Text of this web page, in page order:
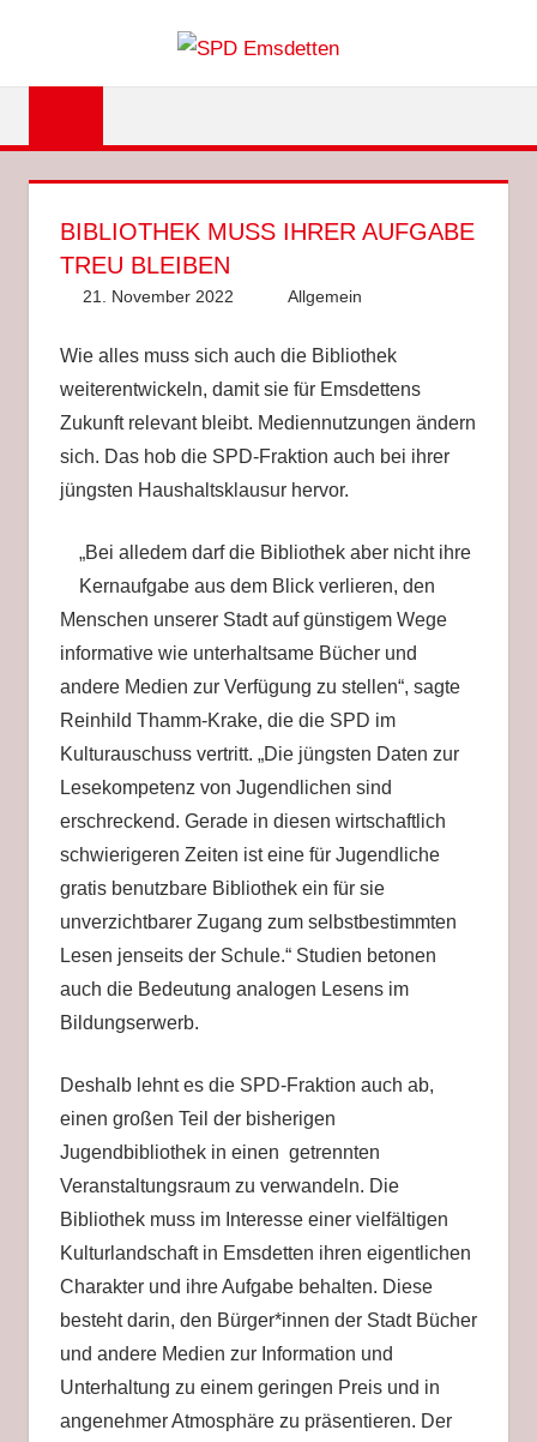
springen
BIBLIOTHEK MUSS IHRER AUFGABE
TREU BLEIBEN
21. November 2022 Anke Hackethal
Allgemein
Wie alles muss sich auch die Bibliothek
weiterentwickeln, damit sie für Emsdettens
Zukunft relevant bleibt. Mediennutzungen ändern
sich. Das hob die SPD-Fraktion auch bei ihrer
jüngsten Haushaltsklausur hervor.
„Bei alledem darf die Bibliothek aber nicht ihre
Kernaufgabe aus dem Blick verlieren, den
Menschen unserer Stadt auf günstigem Wege
informative wie unterhaltsame Bücher und
andere Medien zur Verfügung zu stellen“, sagte
Reinhild Thamm-Krake, die die SPD im
Kulturauschuss vertritt. „Die jüngsten Daten zur
Lesekompetenz von Jugendlichen sind
erschreckend. Gerade in diesen wirtschaftlich
schwierigeren Zeiten ist eine für Jugendliche
gratis benutzbare Bibliothek ein für sie
unverzichtbarer Zugang zum selbstbestimmten
Lesen jenseits der Schule.“ Studien betonen
auch die Bedeutung analogen Lesens im
Bildungserwerb.
Deshalb lehnt es die SPD-Fraktion auch ab,
einen großen Teil der bisherigen
Jugendbibliothek in einen getrennten
Veranstaltungsraum zu verwandeln. Die
Bibliothek muss im Interesse einer vielfältigen
Kulturlandschaft in Emsdetten ihren eigentlichen
Charakter und ihre Aufgabe behalten. Diese
besteht darin, den Bürger*innen der Stadt Bücher
und andere Medien zur Information und
Unterhaltung zu einem geringen Preis und in
angenehmer Atmosphäre zu präsentieren. Der